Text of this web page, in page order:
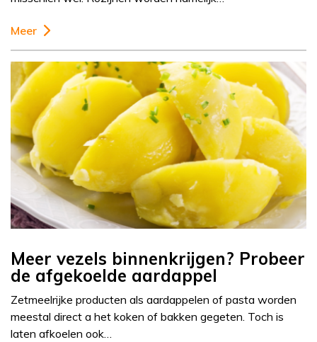
Meer
Meer vezels binnenkrijgen? Probeer
de afgekoelde aardappel
Zetmeelrijke producten als aardappelen of pasta worden
meestal direct a het koken of bakken gegeten. Toch is
laten afkoelen ook…